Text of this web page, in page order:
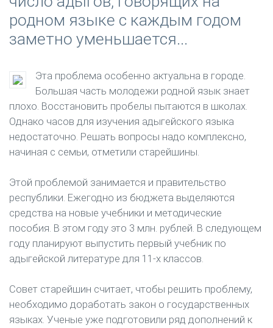
родном языке с каждым годом
заметно уменьшается...
Эта проблема особенно актуальна в городе.
Большая часть молодежи родной язык знает
плохо. Восстановить пробелы пытаются в школах.
Однако часов для изучения адыгейского языка
недостаточно. Решать вопросы надо комплексно,
начиная с семьи, отметили старейшины.
Этой проблемой занимается и правительство
республики. Ежегодно из бюджета выделяются
средства на новые учебники и методические
пособия. В этом году это 3 млн. рублей. В следующем
году планируют выпустить первый учебник по
адыгейской литературе для 11-х классов.
Совет старейшин считает, чтобы решить проблему,
необходимо доработать закон о государственных
языках. Ученые уже подготовили ряд дополнений к